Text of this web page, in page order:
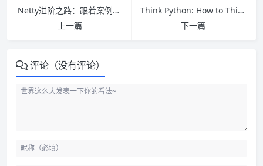
Netty进阶之路：跟着案例学Netty PDF下载
上一篇
Think Python: How to Think Like a Computer（第2版）PDF下载
下一篇
评论（没有评论）